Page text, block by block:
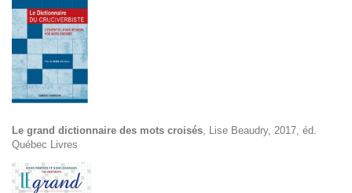
Le grand dictionnaire des mots croisés, Lise Beaudry, 2017, éd.
Québec Livres